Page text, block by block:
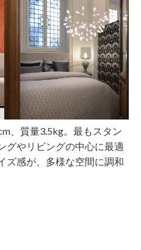
、質量3.5kg。最もスタン
グやリビングの中心に最適
ズ感が、多様な空間に調和